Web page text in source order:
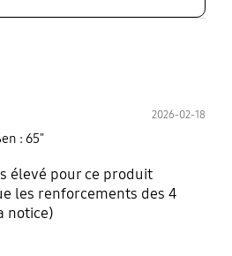
2026-02-18
: 65"
élevé pour ce produit
les renforcements des 4
notice)